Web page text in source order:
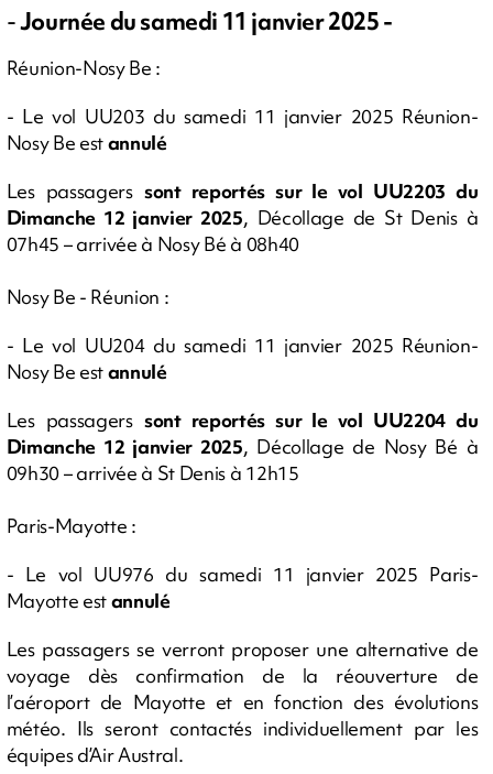
-Journée du samedi 11 janvier 2025 -
Réunion-Nosy Be :
- Le vol UU203 du samedi 11 janvier 2025 Réunion-
Nosy Be estannulé
Les passagers sont reportés sur le vol UU2203 du
Dimanche 12 janvier 2025, Décollage de St Denis à
07h45 – arrivée à Nosy Bé à 08h40
Nosy Be - Réunion :
- Le vol UU204 du samedi 11 janvier 2025 Réunion-
Nosy Be estannulé
Les passagers sont reportés sur le vol UU2204 du
Dimanche 12 janvier 2025, Décollage de Nosy Bé à
09h30 – arrivée à St Denis à 12h15
Paris-Mayotte :
- Le vol UU976 du samedi 11 janvier 2025 Paris-
Mayotte estannulé
Les passagers se verront proposer une alternative de
voyage dès confirmation de la réouverture de
l’aéroport de Mayotte et en fonction des évolutions
météo. Ils seront contactés individuellement par les
équipes d’Air Austral.